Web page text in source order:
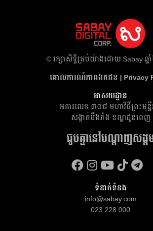
​© រក្សា​សិទ្ធិ​គ្រប់​យ៉ាង​ដោយ​ Sabay ឆ្
គោលការណ៍​ភាព​ឯកជន | Privacy
អាសយដ្ឋាន
អគារ​លេខ ៣០៨ មហាវិថីព្រះមុន្នី
សង្កាត់បឹងរាំង ខណ្ឌដូនពេញ
ជួបគ្នានៅបណ្តាញសង្គ
ទំនាក់ទំនង
info@sabay.com
023 228 000